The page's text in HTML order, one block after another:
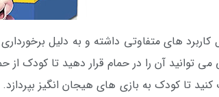
می توانید آن را در حمام قرار دهید تا کودک
کنید تا کودک به بازی های هیجان انگیز